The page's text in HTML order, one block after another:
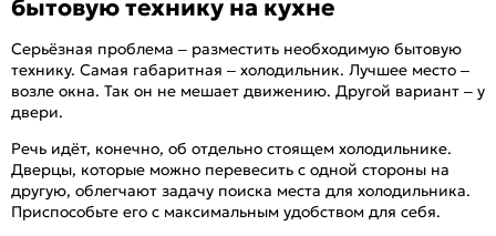
бытовую технику на кухне
Серьёзная проблема – разместить необходимую бытовую
технику. Самая габаритная – холодильник. Лучшее место –
возле окна. Так он не мешает движению. Другой вариант – у
двери.
Речь идёт, конечно, об отдельно стоящем холодильнике.
Дверцы, которые можно перевесить с одной стороны на
другую, облегчают задачу поиска места для холодильника.
Приспособьте его с максимальным удобством для себя.